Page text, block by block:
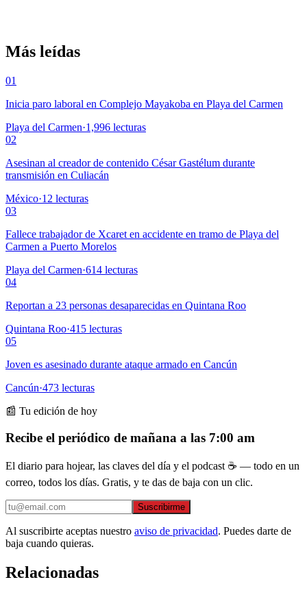
Más leídas
01
Inicia paro laboral en Complejo Mayakoba en Playa del Carmen
Playa del Carmen·1,996 lecturas
02
Asesinan al creador de contenido César Gastélum durante
transmisión en Culiacán
México·12 lecturas
03
Fallece trabajador de Xcaret en accidente en tramo de Playa del
Carmen a Puerto Morelos
Playa del Carmen·614 lecturas
04
Reportan a 23 personas desaparecidas en Quintana Roo
Quintana Roo·415 lecturas
05
Joven es asesinado durante ataque armado en Cancún
Cancún·473 lecturas
📰 Tu edición de hoy
Recibe el periódico de mañana a las 7:00 am
El diario para hojear, las claves del día y el podcast ☕ — todo en un
correo, todos los días. Gratis, y te das de baja con un clic.
Suscribirme
Al suscribirte aceptas nuestro aviso de privacidad. Puedes darte de
baja cuando quieras.
Relacionadas